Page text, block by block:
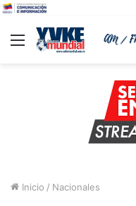
Menu
Inicio / Nacionales